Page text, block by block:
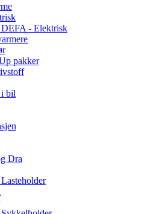
DEFA - Elektrisk
pakker
bil
Dra
Lasteholder